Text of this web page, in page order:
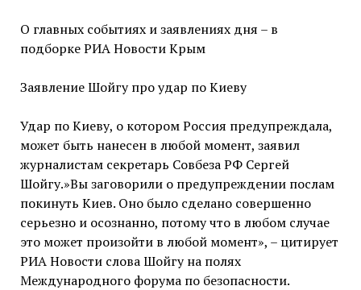
О главных событиях и заявлениях дня – в
подборке РИА Новости Крым
Заявление Шойгу про удар по Киеву
Удар по Киеву, о котором Россия предупреждала,
может быть нанесен в любой момент, заявил
журналистам секретарь Совбеза РФ Сергей
Шойгу.»Вы заговорили о предупреждении послам
покинуть Киев. Оно было сделано совершенно
серьезно и осознанно, потому что в любом случае
это может произойти в любой момент», – цитирует
РИА Новости слова Шойгу на полях
Международного форума по безопасности.